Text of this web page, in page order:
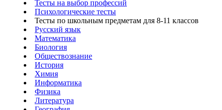
Тесты на выбор профессий
Психологические тесты
Тесты по школьным предметам для 8-11 классов
Русский язык
Математика
Биология
Обществознание
История
Химия
Информатика
Физика
Литература